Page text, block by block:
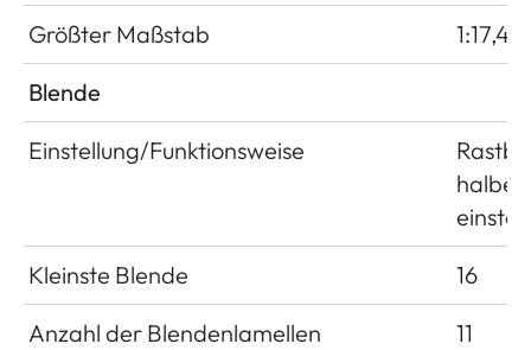
Größter Maßstab
1:17,4
Blende
Einstellung/Funktionsweise
Kleinste Blende
16
Anzahl der Blendenlamellen
11